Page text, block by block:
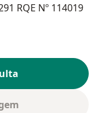
RQE Nº 114019